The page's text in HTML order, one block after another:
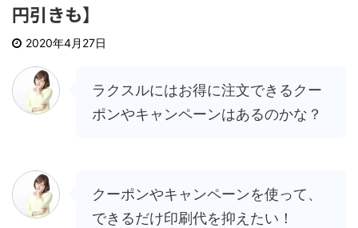
円引きも】
2020年4月27日
ラクスルにはお得に注文できるクー
ポンやキャンペーンはあるのかな？
クーポンやキャンペーンを使って、
できるだけ印刷代を抑えたい！